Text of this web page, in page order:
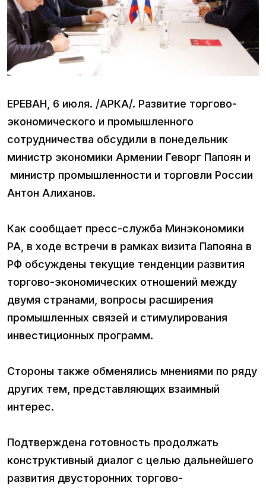
ЕРЕВАН, 6 июля. /АРКА/. Развитие торгово-
экономического и промышленного
сотрудничества обсудили в понедельник
министр экономики Армении Геворг Папоян и
министр промышленности и торговли России
Антон Алиханов.
Как сообщает пресс-служба Минэкономики
РА, в ходе встречи в рамках визита Папояна в
РФ обсуждены текущие тенденции развития
торгово-экономических отношений между
двумя странами, вопросы расширения
промышленных связей и стимулирования
инвестиционных программ.
Стороны также обменялись мнениями по ряду
других тем, представляющих взаимный
интерес.
Подтверждена готовность продолжать
конструктивный диалог с целью дальнейшего
развития двусторонних торгово-